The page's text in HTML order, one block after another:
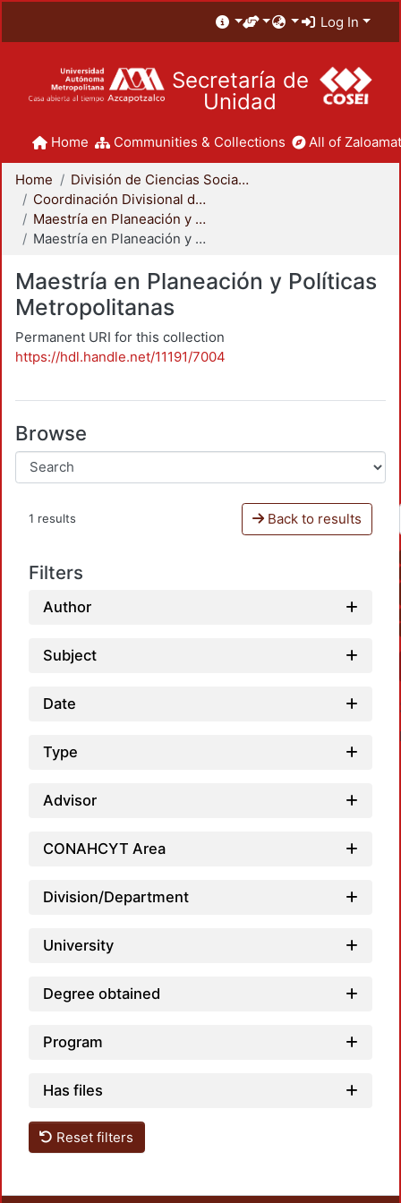
Log In
Secretaría de
Unidad
Home Communities & Collections All of
Home
División de Ciencias Sociales y Humanidades
Coordinación Divisional de Posgrado
Maestría en Planeación y Políticas Metropolitanas
Maestría en Planeación y Políticas Metropolitanas
Maestría en Planeación y Políticas
Metropolitanas
Permanent URI for this collection
https://hdl.handle.net/11191/7004
Browse
1 results Back to results
Filters
Author
Subject
Date
Type
Advisor
CONAHCYT Area
Division/Department
University
Degree obtained
Program
Has files
Reset filters